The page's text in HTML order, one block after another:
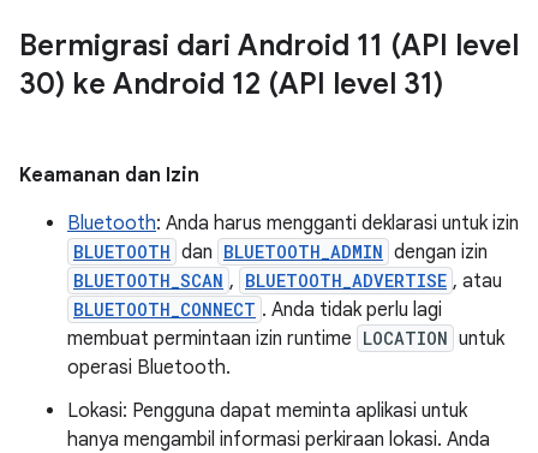
Bermigrasi dari Android 11 (API level
30) ke Android 12 (API level 31)
Keamanan dan Izin
Bluetooth: Anda harus mengganti deklarasi untuk izin
BLUETOOTH dan BLUETOOTH_ADMIN dengan izin
BLUETOOTH_SCAN , BLUETOOTH_ADVERTISE , atau
BLUETOOTH_CONNECT . Anda tidak perlu lagi
membuat permintaan izin runtime LOCATION untuk
operasi Bluetooth.
Lokasi: Pengguna dapat meminta aplikasi untuk
hanya mengambil informasi perkiraan lokasi. Anda